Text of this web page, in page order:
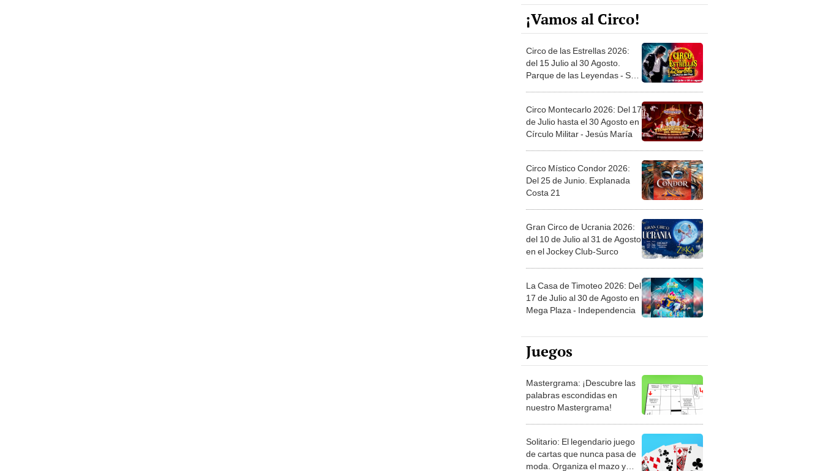
¡Vamos al Circo!
Circo de las Estrellas 2026:
del 15 Julio al 30 Agosto.
Parque de las Leyendas - San
Circo Montecarlo 2026: Del 17
de Julio hasta el 30 Agosto en
Círculo Militar - Jesús María
Circo Místico Condor 2026:
Del 25 de Junio. Explanada
Costa 21
Gran Circo de Ucrania 2026:
del 10 de Julio al 31 de Agosto
en el Jockey Club-Surco
La Casa de Timoteo 2026: Del
17 de Julio al 30 de Agosto en
Mega Plaza - Independencia
Juegos
Mastergrama: ¡Descubre las
palabras escondidas en
nuestro Mastergrama!
Solitario: El legendario juego
de cartas que nunca pasa de
moda. Organiza el mazo y